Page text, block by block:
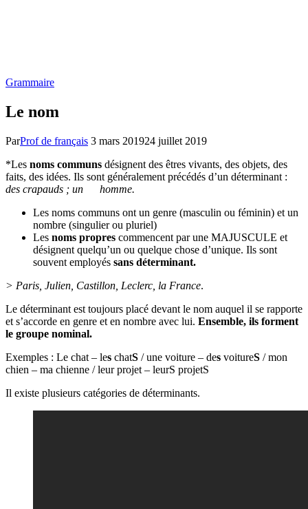
Grammaire
Le nom
ParProf de français 3 mars 201924 juillet 2019
*Les noms communs désignent des êtres vivants, des objets, des
faits, des idées. Ils sont généralement précédés d’un déterminant :
des crapauds ; un homme.
Les noms communs ont un genre (masculin ou féminin) et un
nombre (singulier ou pluriel)
Les noms propres commencent par une MAJUSCULE et
désignent quelqu’un ou quelque chose d’unique. Ils sont
souvent employés sans déterminant.
> Paris, Julien, Castillon, Leclerc, la France.
Le déterminant est toujours placé devant le nom auquel il se rapporte
et s’accorde en genre et en nombre avec lui. Ensemble, ils forment
le groupe nominal.
Exemples : Le chat – les chatS / une voiture – des voitureS / mon
chien – ma chienne / leur projet – leurS projetS
Il existe plusieurs catégories de déterminants.